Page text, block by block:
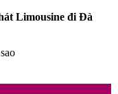
Limousine đi Đà